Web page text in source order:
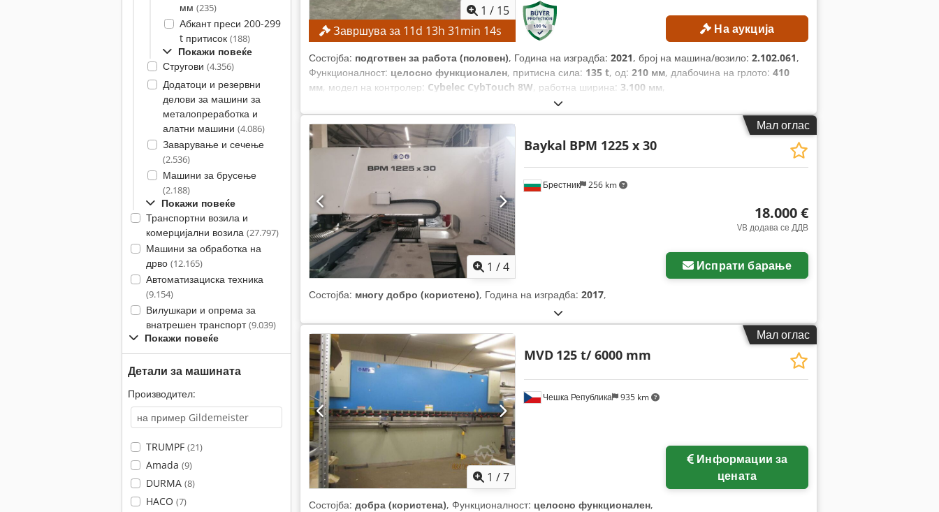
мм (235)
Абкант преси 200-299
t притисок (188)
Покажи повеќе
Стругови (4.356)
Додатоци и резервни
делови за машини за
металопреработка и
алатни машини (4.086)
Заварување и сечење
(2.536)
Машини за брусење
(2.188)
Покажи повеќе
Транспортни возила и
комерцијални возила (27.797)
Машини за обработка на
дрво (12.165)
Автоматизациска техника
(9.154)
Вилушкари и опрема за
внатрешен транспорт(9.039)
Покажи повеќе
Детали за машината
Производител:
TRUMPF (21)
Amada (9)
DURMA (8)
HACO (7)
1 / 15
Завршува за 11d 13h31min 13s На аукција
Состојба: подготвен за работа (половен), Година на изградба: 2021, број на машина/возило: 2.102.061,
Функционалност: целосно функционален, притисна сила: 135 t, од: 210 мм, длабочина на грлото: 410
мм, модел на контролер: Cybelec CybTouch 8W, работна ширина: 3.100 мм,
Мал оглас
1 /4
Брестник 256 km
Baykal BPM 1225 x 30
18.000 €
VB додава се ДДВ
Испрати барање
Состојба: многу добро (користено), Година на изградба: 2017,
Мал оглас
1 /7
Чешка Република 935 km
MVD 125 t/ 6000 mm
цената
Состојба: добра (користена), Функционалност: целосно функционален,